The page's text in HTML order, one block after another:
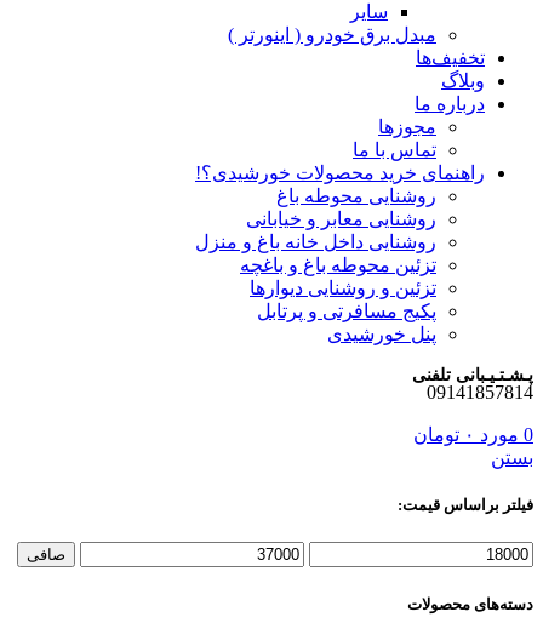
سایر
مبدل برق خودرو ( اینورتر )
تخفیف‌ها
وبلاگ
درباره ما
مجوزها
تماس با ما
راهنمای خرید محصولات خورشیدی؟!
روشنایی محوطه باغ
روشنایی معابر و خیابانی
روشنایی داخل خانه باغ و منزل
تزئین محوطه باغ و باغچه
تزئین و روشنایی دیوارها
پکیج مسافرتی و پرتابل
پنل خورشیدی
پـشـتـیـبانی تلفنی
09141857814
0 مورد ۰ تومان
بستن
فیلتر براساس قیمت:
حداقل
حداكثر
صافی
دسته‌های محصولات